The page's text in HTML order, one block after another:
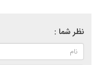
نظر شما :